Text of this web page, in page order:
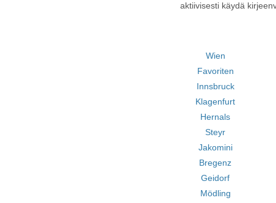
aktiivisesti käydä
Wien
Favoriten
Innsbruck
Klagenfurt
Hernals
Steyr
Jakomini
Bregenz
Geidorf
Mödling